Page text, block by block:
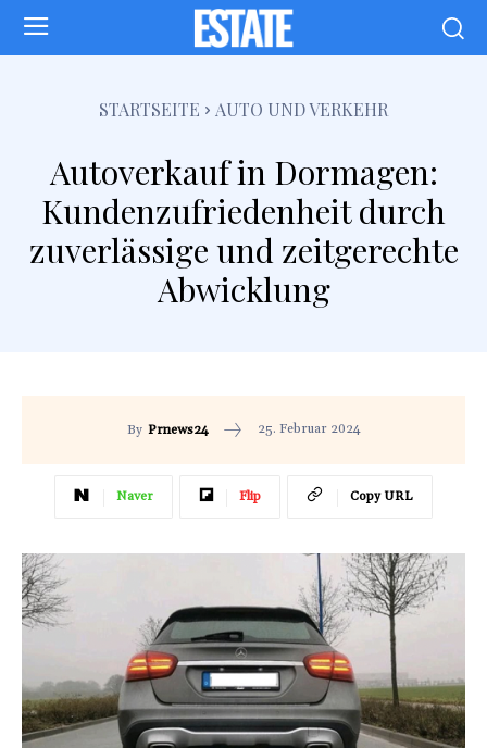
STARTSEITE AUTO UND VERKEHR
Autoverkauf in Dormagen:
Kundenzufriedenheit durch
zuverlässige und zeitgerechte
Abwicklung
By Prnews24 25. Februar 2024
Naver Flip Copy URL